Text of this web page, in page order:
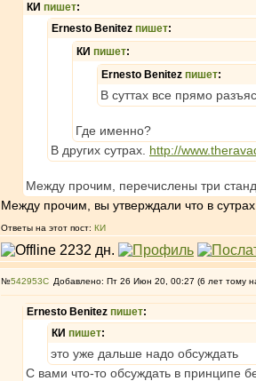
КИ пишет:
Ernesto Benitez пишет:
КИ пишет:
Ernesto Benitez пишет:
В суттах все прямо
Где именно?
В других сутрах. http://
Между прочим, перечислены три
Между прочим, вы утверждали что в
Ответы на этот пост: КИ
№542953 Добавлено: Пт 26 Июн 20, 00:27 (6 лет тому
Ernesto Benitez пишет:
КИ пишет:
это уже дальше надо обсуждать
С вами что-то обсуждать в принципе